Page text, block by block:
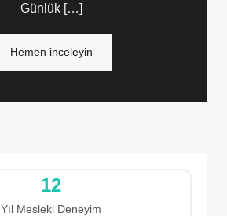
Günlük […]
Hemen inceleyin
12
Yıl Mesleki Deneyim